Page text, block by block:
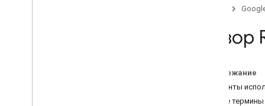
Обзор
Содержание
Варианты
Общие термины